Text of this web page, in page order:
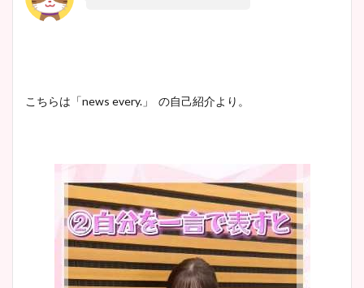
こちらは「news every.」 の自己紹介より。